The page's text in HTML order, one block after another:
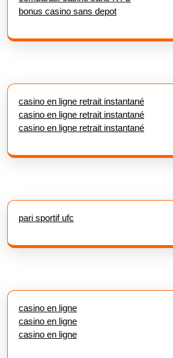
bonus casino sans depot
casino en ligne retrait instantané
casino en ligne retrait instantané
casino en ligne retrait instantané
pari sportif ufc
casino en ligne
casino en ligne
casino en ligne